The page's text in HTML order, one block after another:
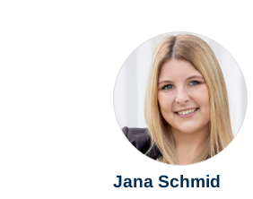
Jana Schmid